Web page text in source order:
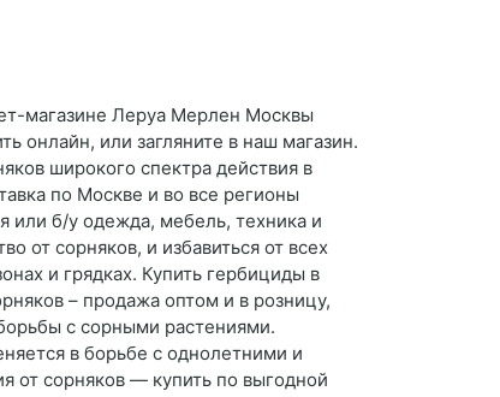
магазине Леруа Мерлен Москвы
онлайн, или загляните в наш магазин.
широкого спектра действия в
по Москве и во все регионы
или б/у одежда, мебель, техника и
от сорняков, и избавиться от всех
и грядках. Купить гербициды в
– продажа оптом и в розницу,
с сорными растениями.
в борьбе с однолетними и
от сорняков — купить по выгодной